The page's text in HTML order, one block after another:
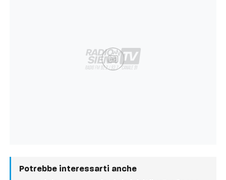
Ad
Potrebbe interessarti anche